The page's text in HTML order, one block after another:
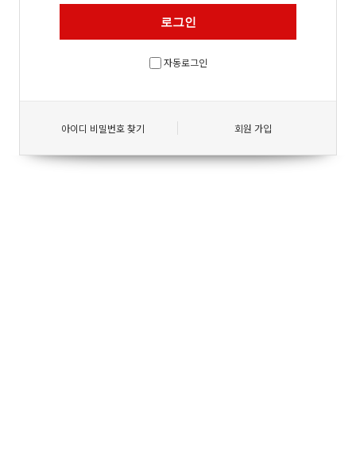
자동로그인
아이디 비밀번호 찾기 회원 가입